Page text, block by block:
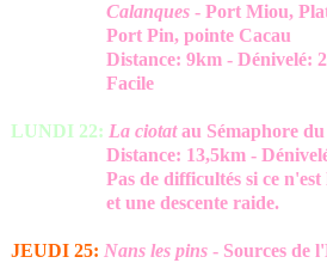
Calanques - Port Miou,
Port Pin, pointe Cacau
Distance: 9km - Dénivelé:
Facile
LUNDI 22: La ciotatau Sémaphore
Distance: 13,5km - Dénivelé:
Pas de difficultés si ce n'est la
et une descente raide.
JEUDI 25: Nans les pins - Sources de